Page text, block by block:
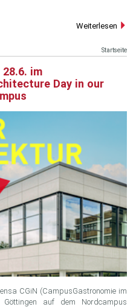
Weiterlesen
Startseite
im
Day in our
CGiN (CampusGastronomie im
Göttingen auf dem Nordcampus